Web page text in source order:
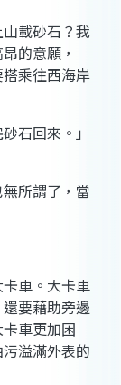
載砂石？我
的意願，
搭乘往西海岸
石回來。」
所謂了，當
車。大卡車
要藉助旁邊
車更加困
溢滿外表的